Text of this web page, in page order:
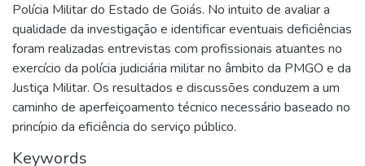
Polícia Militar do Estado de Goiás. No intuito de avaliar a
qualidade da investigação e identificar eventuais deficiências
foram realizadas entrevistas com profissionais atuantes no
exercício da polícia judiciária militar no âmbito da PMGO e da
Justiça Militar. Os resultados e discussões conduzem a um
caminho de aperfeiçoamento técnico necessário baseado no
princípio da eficiência do serviço público.
Keywords